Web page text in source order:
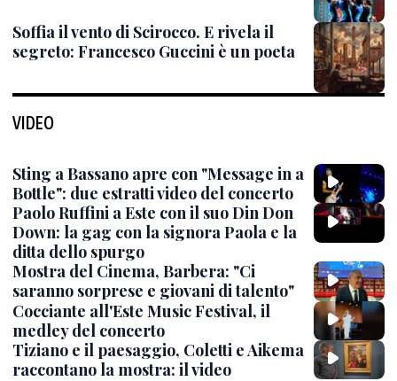
Soffia il vento di Scirocco. E rivela il
segreto: Francesco Guccini è un poeta
VIDEO
Sting a Bassano apre con "Message in a
Bottle": due estratti video del concerto
Paolo Ruffini a Este con il suo Din Don
Down: la gag con la signora Paola e la
ditta dello spurgo
Mostra del Cinema, Barbera: "Ci
saranno sorprese e giovani di talento"
Cocciante all'Este Music Festival, il
medley del concerto
Tiziano e il paesaggio, Coletti e Aikema
raccontano la mostra: il video